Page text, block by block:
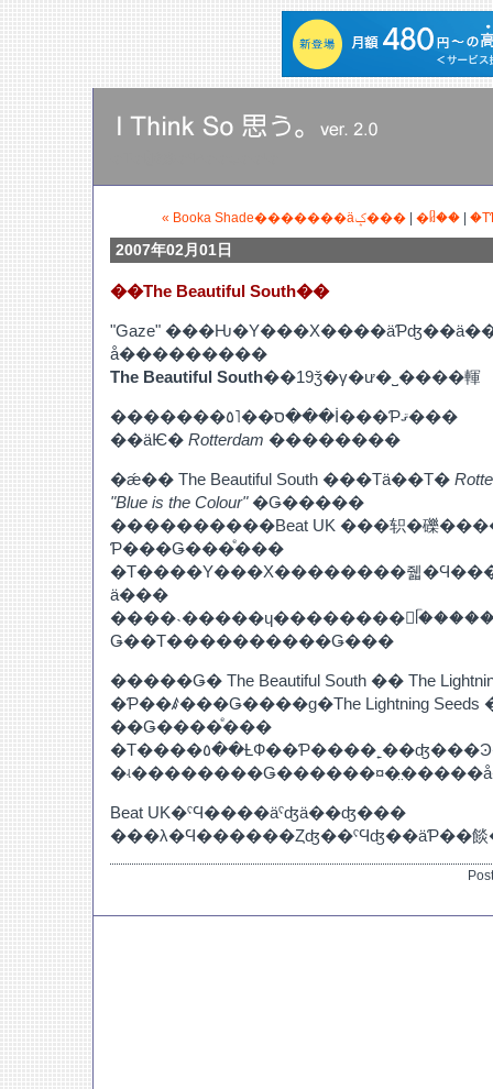
« Booka Shade�������äݤ���| �ᥤ��|
2007年02月01日
��The Beautiful South��
"Gaze"
å���������
The Beautiful South��19ǯ�γ�ư�˽����䡣
�������ס��˥٥���İ���Ƥޤ���
��äѤ� Rotterdam ��������
�ǽ�� The Beautiful South ���Τä��Τ�
"Blue is the Colour"�Ǥ�����
����������Beat UK ���轵�礫
Ƥ���Ǥ���ͤ���
�Τ����Υ���Х��������줿
ä���
Ǥ��Τ����������Ǥ���
�����Ǥ� The Beautiful South �� The
�Ƥ��ꤹ���Ǥ����ɡ�The Lightning
��Ǥ����ͤ���
�Τ����٥��ȽФ��Ƥ����˿��ʤ���Ͽ����Ƥ����褦
Beat UK�ˤϤ����äˤʤä��ʤ���
���λ�Ϥ������Ȥʤ��ˤϤʤ��äƤ��